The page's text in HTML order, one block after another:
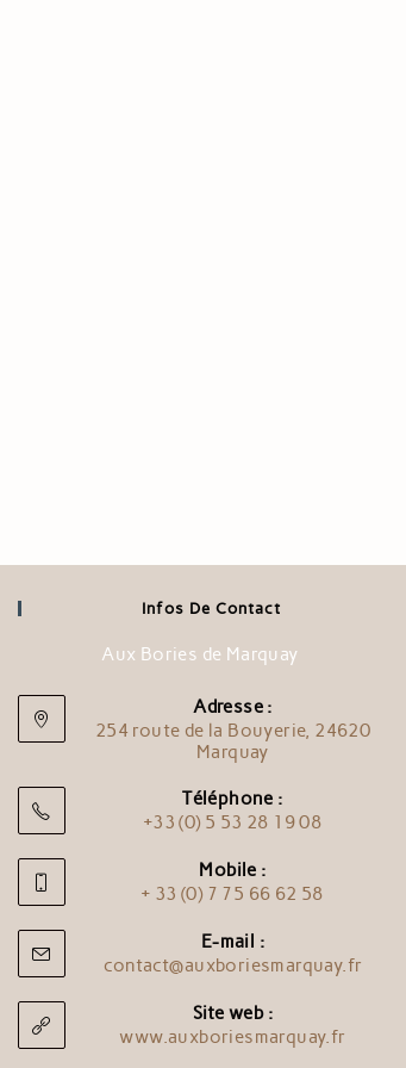
Infos De Contact
Aux Bories de Marquay
Adresse :
254 route de la Bouyerie, 24620
Marquay
Téléphone :
+33 (0) 5 53 28 19 08
Mobile :
+ 33 (0) 7 75 66 62 58
E-mail :
contact@auxboriesmarquay.fr
Site web :
www.auxboriesmarquay.fr